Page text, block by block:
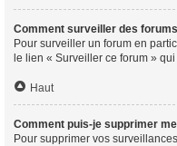
Comment surveiller des
Pour surveiller un forum en
le lien « Surveiller ce forum »
Haut
Comment puis-je supprimer
Pour supprimer vos